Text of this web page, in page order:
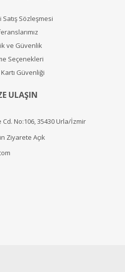
Sözleşmesi
ve Güvenlik
Seçenekleri
Güvenliği
ULAŞIN
No:106, 35430 Urla/İzmir
Ziyarete Açık